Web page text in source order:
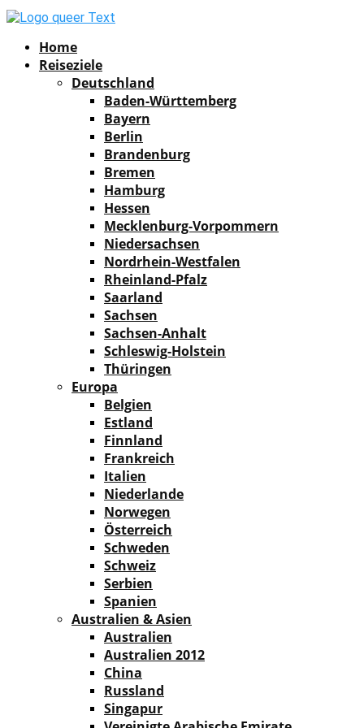
Home
Reiseziele
Deutschland
Baden-Württemberg
Bayern
Berlin
Brandenburg
Bremen
Hamburg
Hessen
Mecklenburg-Vorpommern
Niedersachsen
Nordrhein-Westfalen
Rheinland-Pfalz
Saarland
Sachsen
Sachsen-Anhalt
Schleswig-Holstein
Thüringen
Europa
Belgien
Estland
Finnland
Frankreich
Italien
Niederlande
Norwegen
Österreich
Schweden
Schweiz
Serbien
Spanien
Australien & Asien
Australien
Australien 2012
China
Russland
Singapur